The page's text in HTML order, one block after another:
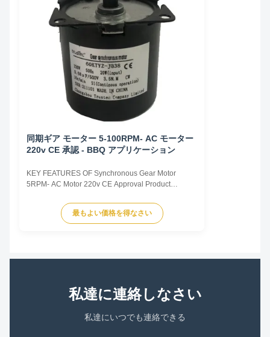
同期ギア モーター 5-100RPM- AC モーター
220v CE 承認 - BBQ アプリケーション
KEY FEATURES OF Synchronous Gear Motor
5RPM- AC Motor 220v CE Approval Product
Ball Bearing Long service life Reliability of
operation Synchronous Motor and reducer into one
最もよい価格を得なさい
私達に連絡しなさい
私達にいつでも連絡できる